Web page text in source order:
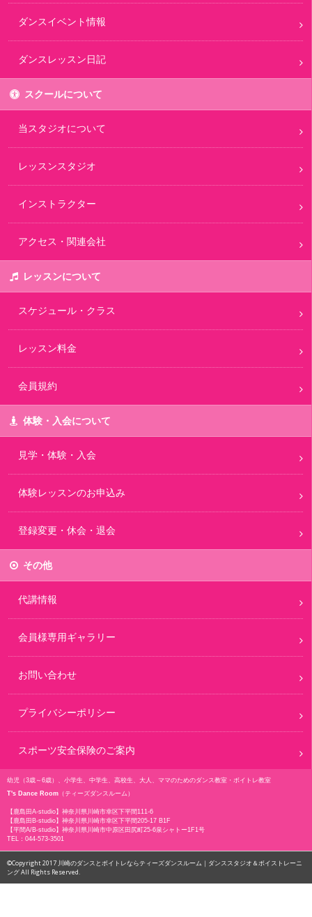
ダンスイベント情報
ダンスレッスン日記
スクールについて
当スタジオについて
レッスンスタジオ
インストラクター
アクセス・関連会社
レッスンについて
スケジュール・クラス
レッスン料金
会員規約
体験・入会について
見学・体験・入会
体験レッスンのお申込み
登録変更・休会・退会
その他
代講情報
会員様専用ギャラリー
お問い合わせ
プライバシーポリシー
スポーツ安全保険のご案内
幼児（3歳～6歳）、小学生、中学生、高校生、大人、ママのためのダンス教室・ボイトレ教室
T's Dance Room （ティーズダンスルーム）
【鹿島田A-studio】 神奈川県川崎市幸区下平間111-6
【鹿島田B-studio】 神奈川県川崎市幸区下平間205-17 B1F
【平間A/B-studio】 神奈川県川崎市中原区田尻町25-6泉シャトー1F1号
TEL： 044-573-3501
©Copyright 2017 川崎のダンスとボイトレならティーズダンスルーム｜ダンススタジオ＆ボイストレーニ
ング All Rights Reserved.